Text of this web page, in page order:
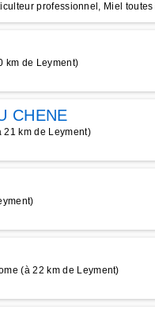
professionnel, Miel toutes
km de Leyment)
CHENE
21 km de Leyment)
(à 22 km de Leyment)